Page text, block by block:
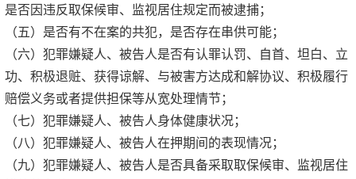
是否因违反取保候审、监视居住规定而被逮捕；
（五）是否有不在案的共犯，是否存在串供可能；
（六）犯罪嫌疑人、被告人是否有认罪认罚、自首、坦白、立
功、积极退赃、获得谅解、与被害方达成和解协议、积极履行
赔偿义务或者提供担保等从宽处理情节；
（七）犯罪嫌疑人、被告人身体健康状况；
（八）犯罪嫌疑人、被告人在押期间的表现情况；
（九）犯罪嫌疑人、被告人是否具备采取取保候审、监视居住